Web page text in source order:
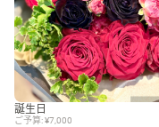
誕生日
ご予算: ¥7,000